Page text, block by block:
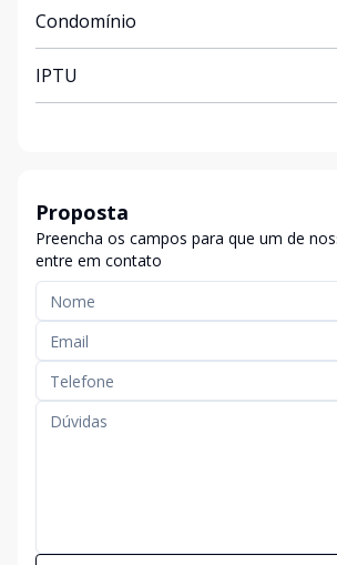
Condomínio
IPTU
Proposta
Preencha os campos para que um de
entre em contato